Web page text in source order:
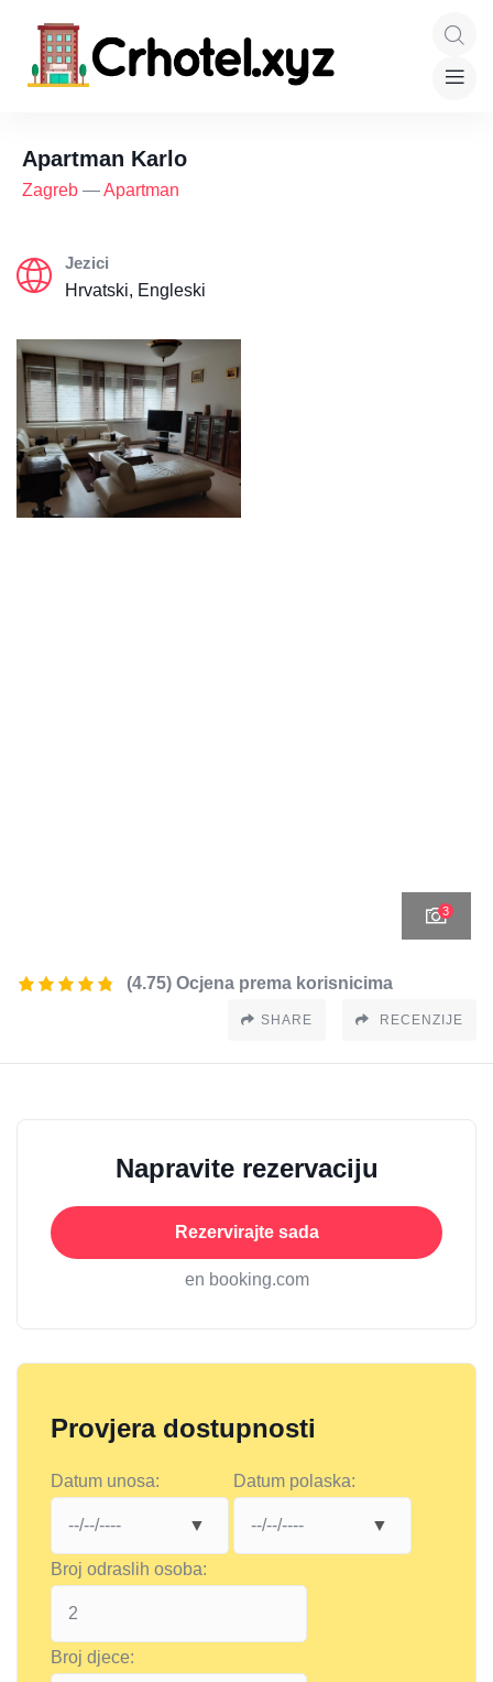
Apartman Karlo
Zagreb —Apartman
Jezici
Hrvatski, Engleski
3
(4.75) Ocjena prema korisnicima
SHARE RECENZIJE
Napravite rezervaciju
Rezervirajte sada
en booking.com
Provjera dostupnosti
Datum unosa: Datum polaska:
Broj odraslih osoba:
Broj djece: